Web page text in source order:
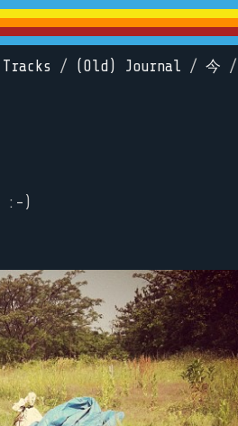
Tracks / (Old) Journal / 今 /
:-)